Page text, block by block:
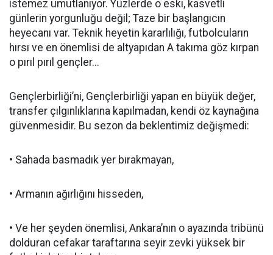
istemez umutlanıyor. Yüzlerde o eski, kasvetli
günlerin yorgunluğu değil; Taze bir başlangıcın
heyecanı var. Teknik heyetin kararlılığı, futbolcuların
hırsı ve en önemlisi de altyapıdan A takıma göz kırpan
o pırıl pırıl gençler...
Gençlerbirliği’ni, Gençlerbirliği yapan en büyük değer,
transfer çılgınlıklarına kapılmadan, kendi öz kaynağına
güvenmesidir. Bu sezon da beklentimiz değişmedi:
• Sahada basmadık yer bırakmayan,
• Armanın ağırlığını hisseden,
• Ve her şeyden önemlisi, Ankara’nın o ayazında tribünü
dolduran cefakar taraftarına seyir zevki yüksek bir